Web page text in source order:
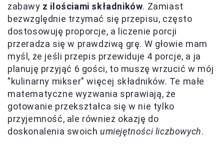
zabawy z ilościami składników. Zamiast
bezwzględnie trzymać się przepisu, często
dostosowuję proporcje, a liczenie porcji
przeradza się w prawdziwą grę. W głowie mam
myśl, że jeśli przepis przewiduje 4 porcje, a ja
planuję przyjąć 6 gości, to muszę wrzucić w mój
"kulinarny mikser" więcej składników. Te małe
matematyczne wyzwania sprawiają, że
gotowanie przekształca się w nie tylko
przyjemność, ale również okazję do
doskonalenia swoichumiejętności liczbowych.